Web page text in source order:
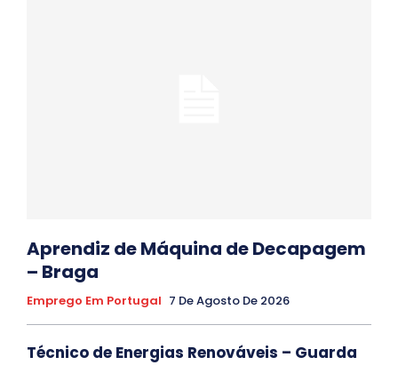
Aprendiz de Máquina de Decapagem
– Braga
Emprego Em Portugal 7 De Agosto De 2026
Técnico de Energias Renováveis – Guarda